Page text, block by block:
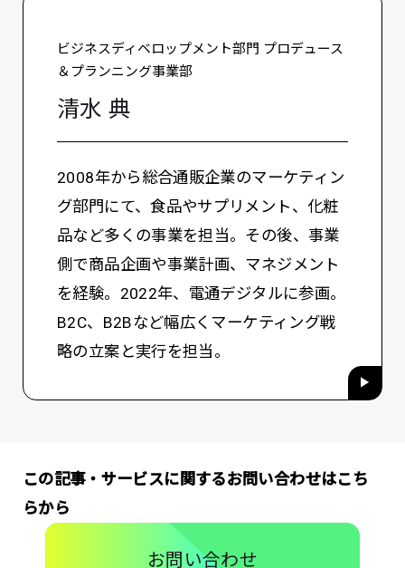
清水 典
ビジネスディベロップメント部門 プロデュース
＆プランニング事業部
2008年から総合通販企業のマーケティン
グ部門にて、食品やサプリメント、化粧
品など多くの事業を担当。その後、事業
側で商品企画や事業計画、マネジメント
を経験。2022年、電通デジタルに参画。
B2C、B2Bなど幅広くマーケティング戦
略の立案と実行を担当。
この記事・サービスに関するお問い合わせはこち
らから
お問い合わせ